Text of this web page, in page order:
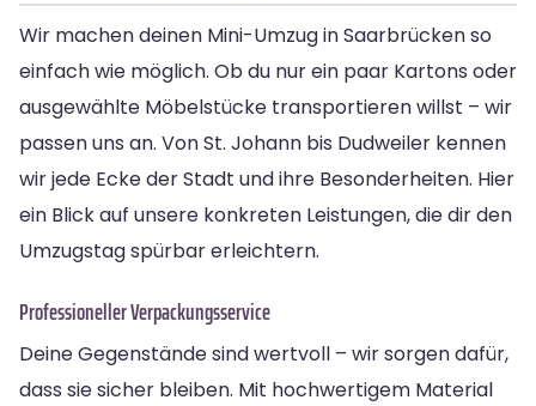
Wir machen deinen Mini-Umzug in Saarbrücken so
einfach wie möglich. Ob du nur ein paar Kartons oder
ausgewählte Möbelstücke transportieren willst – wir
passen uns an. Von St. Johann bis Dudweiler kennen
wir jede Ecke der Stadt und ihre Besonderheiten. Hier
ein Blick auf unsere konkreten Leistungen, die dir den
Umzugstag spürbar erleichtern.
Professioneller Verpackungsservice
Deine Gegenstände sind wertvoll – wir sorgen dafür,
dass sie sicher bleiben. Mit hochwertigem Material